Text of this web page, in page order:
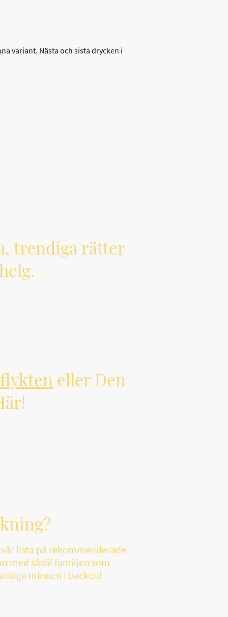
variant. Nästa och sista drycken i
trendiga rätter
eller Den
lista på rekommenderade
med såväl familjen som
minnen i backen!